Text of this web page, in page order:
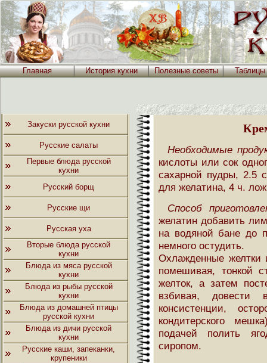
Главная История кухни Полезные советы
Закуски русской кухни
Русские салаты
Первые блюда русской
кухни
Русский борщ
Русские щи
Русская уха
Вторые блюда русской
кухни
Блюда из мяса русской
кухни
Блюда из рыбы русской
кухни
Блюда из домашней птицы
русской кухни
Блюда из дичи русской
кухни
Русские каши, запеканки,
крупеники
Необходимые
кислоты или сок
сахарной пудры, 2.5
для желатина, 4 ч.
Способ
желатин добавить
на водяной бане до
немного остудить.
Охлажденные желтки
помешивая, тонкой
желток, а затем
взбивая, довести
консистенции,
кондитерского
подачей полить
сиропом.